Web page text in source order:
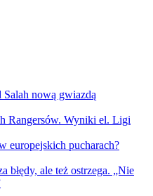
Salah nową gwiazdą
Rangersów. Wyniki el. Ligi
europejskich pucharach?
błędy, ale też ostrzega. „Nie